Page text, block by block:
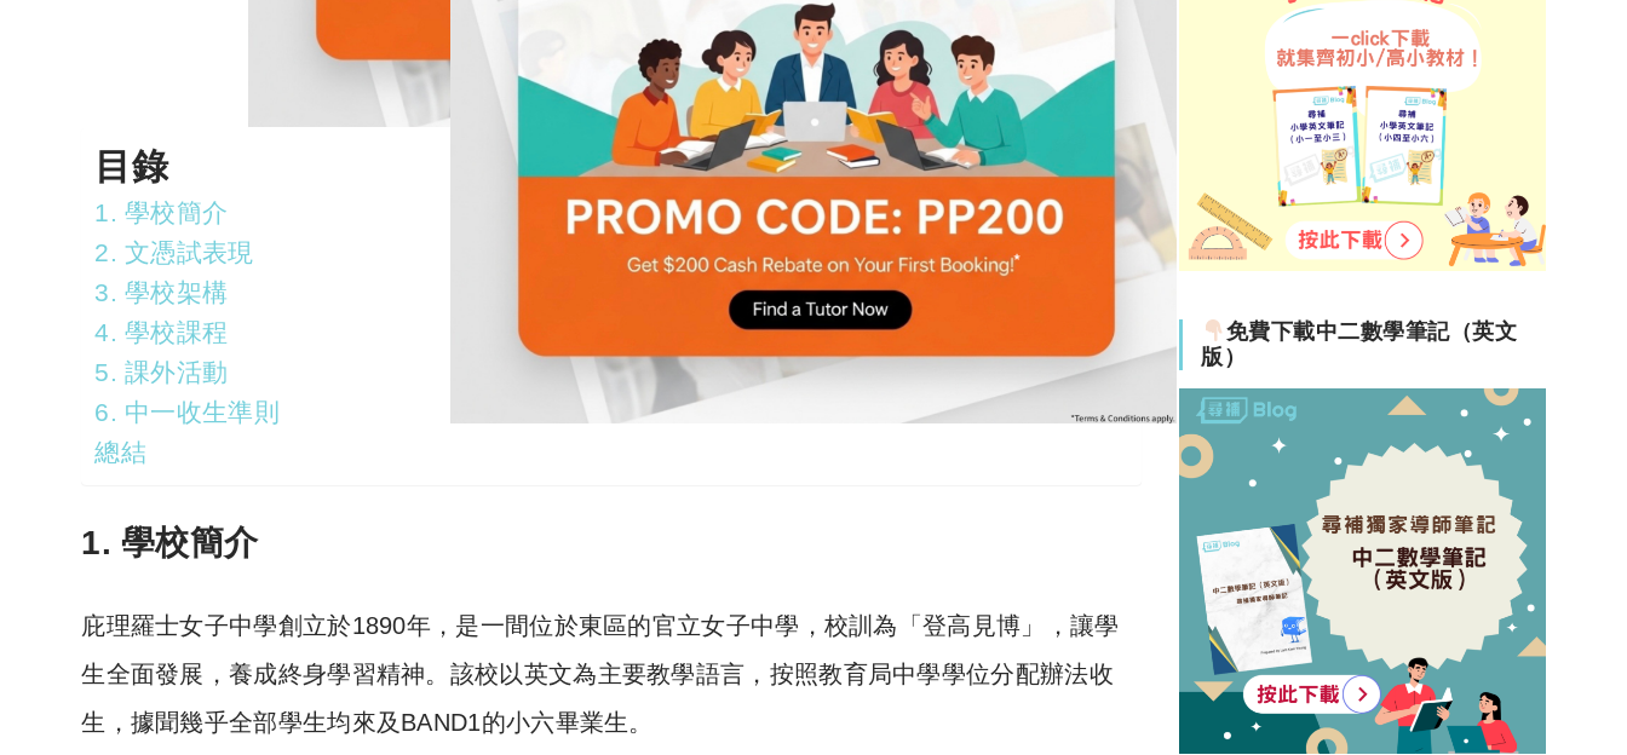
目錄
1. 學校簡介
2. 文憑試表現
3. 學校架構
4. 學校課程
5. 課外活動
6. 中一收生準則
總結
1. 學校簡介
庇理羅士女子中學創立於1890年，是一間位於東區的官立女子中學，校訓為「登高見博」，讓學
生全面發展，養成終身學習精神。該校以英文為主要教學語言，按照教育局中學學位分配辦法收
生，據聞幾乎全部學生均來及BAND1的小六畢業生。
免費下載中二數學筆記（英文
版）